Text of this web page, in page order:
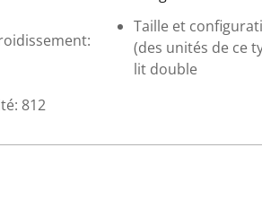
812
Taille et
(des unités de ce
lit double